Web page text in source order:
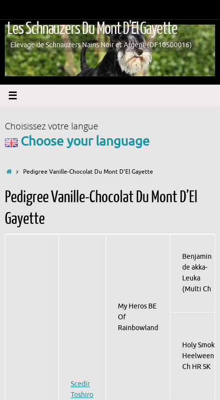
contenu
Les Schnauzers Du Mont D'El Gayette
Elevage de Schnauzers Nains Noir et Argent (DF10500016)
Choisissez votre langue
Choose your language
AccueilPedigree Vanille-Chocolat Du Mont D’El Gayette
Pedigree Vanille-Chocolat Du Mont D’El
Gayette
Scedir
Toshiro
My Heros BE
Of
Rainbowland
Benjamin
de akka-
Leuka
(Multi Ch
Holy Smoke
Heelween
Ch HR SK